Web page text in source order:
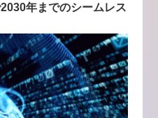
年までのシームレス